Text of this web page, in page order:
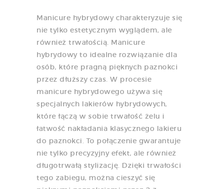
Manicure hybrydowy charakteryzuje się
nie tylko estetycznym wyglądem, ale
również trwałością. Manicure
hybrydowy to idealne rozwiązanie dla
osób, które pragną pięknych paznokci
przez dłuższy czas. W procesie
manicure hybrydowego używa się
specjalnych lakierów hybrydowych,
które łączą w sobie trwałość żelu i
łatwość nakładania klasycznego lakieru
do paznokci. To połączenie gwarantuje
nie tylko precyzyjny efekt, ale również
długotrwałą stylizację. Dzięki trwałości
tego zabiegu, można cieszyć się